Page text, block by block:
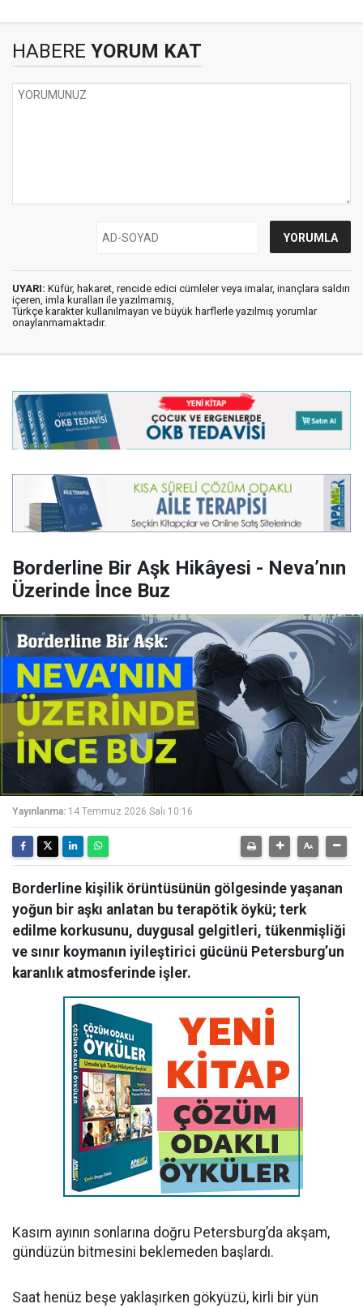
HABERE YORUM KAT
UYARI: Küfür, hakaret, rencide edici cümleler veya imalar, inançlara saldırı
içeren, imla kuralları ile yazılmamış,
Türkçe karakter kullanılmayan ve büyük harflerle yazılmış yorumlar
onaylanmamaktadır.
Borderline Bir Aşk Hikâyesi - Neva’nın
Üzerinde İnce Buz
Yayınlanma: 14 Temmuz 2026 Salı 10:16
Borderline kişilik örüntüsünün gölgesinde yaşanan
yoğun bir aşkı anlatan bu terapötik öykü; terk
edilme korkusunu, duygusal gelgitleri, tükenmişliği
ve sınır koymanın iyileştirici gücünü Petersburg’un
karanlık atmosferinde işler.
Kasım ayının sonlarına doğru Petersburg’da akşam,
gündüzün bitmesini beklemeden başlardı.
Saat henüz beşe yaklaşırken gökyüzü, kirli bir yün